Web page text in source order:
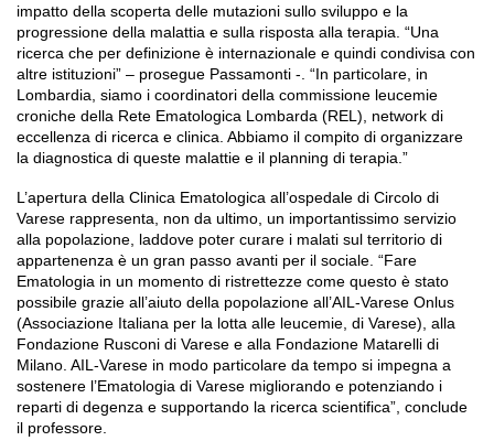
impatto della scoperta delle mutazioni sullo sviluppo e la
progressione della malattia e sulla risposta alla terapia. “Una
ricerca che per definizione è internazionale e quindi condivisa con
altre istituzioni” – prosegue Passamonti -. “In particolare, in
Lombardia, siamo i coordinatori della commissione leucemie
croniche della Rete Ematologica Lombarda (REL), network di
eccellenza di ricerca e clinica. Abbiamo il compito di organizzare
la diagnostica di queste malattie e il planning di terapia.”
L’apertura della Clinica Ematologica all’ospedale di Circolo di
Varese rappresenta, non da ultimo, un importantissimo servizio
alla popolazione, laddove poter curare i malati sul territorio di
appartenenza è un gran passo avanti per il sociale. “Fare
Ematologia in un momento di ristrettezze come questo è stato
possibile grazie all’aiuto della popolazione all’AIL-Varese Onlus
(Associazione Italiana per la lotta alle leucemie, di Varese), alla
Fondazione Rusconi di Varese e alla Fondazione Matarelli di
Milano. AIL-Varese in modo particolare da tempo si impegna a
sostenere l’Ematologia di Varese migliorando e potenziando i
reparti di degenza e supportando la ricerca scientifica”, conclude
il professore.